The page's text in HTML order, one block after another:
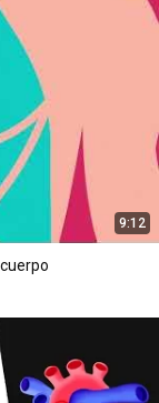
9:12